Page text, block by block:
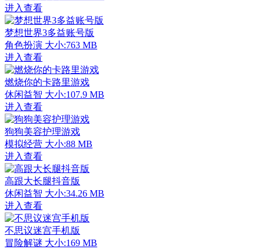
进入查看
梦想世界3多益账号版
角色扮演 大小:763 MB
进入查看
燃烧你的卡路里游戏
休闲益智 大小:107.9 MB
进入查看
狗狗美容护理游戏
模拟经营 大小:88 MB
进入查看
高跟大长腿抖音版
休闲益智 大小:34.26 MB
进入查看
不思议迷宫手机版
冒险解谜 大小:169 MB